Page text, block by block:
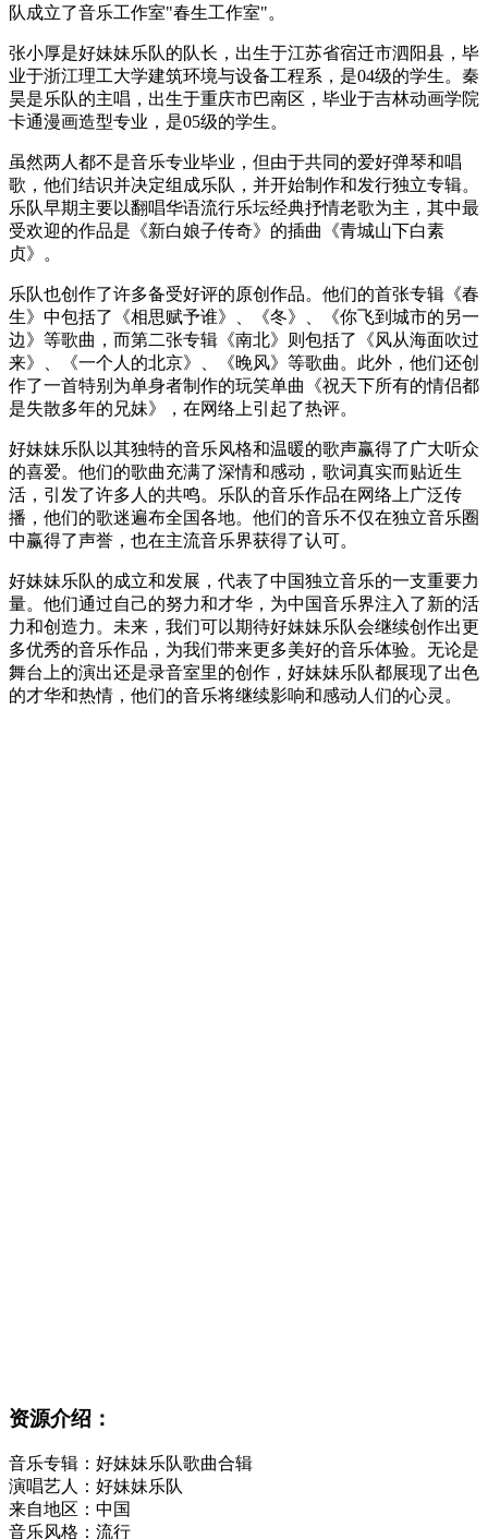
队成立了音乐工作室"春生工作室"。
张小厚是好妹妹乐队的队长，出生于江苏省宿迁市泗阳县，毕
业于浙江理工大学建筑环境与设备工程系，是04级的学生。秦
昊是乐队的主唱，出生于重庆市巴南区，毕业于吉林动画学院
卡通漫画造型专业，是05级的学生。
虽然两人都不是音乐专业毕业，但由于共同的爱好弹琴和唱
歌，他们结识并决定组成乐队，并开始制作和发行独立专辑。
乐队早期主要以翻唱华语流行乐坛经典抒情老歌为主，其中最
受欢迎的作品是《新白娘子传奇》的插曲《青城山下白素
贞》。
乐队也创作了许多备受好评的原创作品。他们的首张专辑《春
生》中包括了《相思赋予谁》、《冬》、《你飞到城市的另一
边》等歌曲，而第二张专辑《南北》则包括了《风从海面吹过
来》、《一个人的北京》、《晚风》等歌曲。此外，他们还创
作了一首特别为单身者制作的玩笑单曲《祝天下所有的情侣都
是失散多年的兄妹》，在网络上引起了热评。
好妹妹乐队以其独特的音乐风格和温暖的歌声赢得了广大听众
的喜爱。他们的歌曲充满了深情和感动，歌词真实而贴近生
活，引发了许多人的共鸣。乐队的音乐作品在网络上广泛传
播，他们的歌迷遍布全国各地。他们的音乐不仅在独立音乐圈
中赢得了声誉，也在主流音乐界获得了认可。
好妹妹乐队的成立和发展，代表了中国独立音乐的一支重要力
量。他们通过自己的努力和才华，为中国音乐界注入了新的活
力和创造力。未来，我们可以期待好妹妹乐队会继续创作出更
多优秀的音乐作品，为我们带来更多美好的音乐体验。无论是
舞台上的演出还是录音室里的创作，好妹妹乐队都展现了出色
的才华和热情，他们的音乐将继续影响和感动人们的心灵。
资源介绍：
音乐专辑：好妹妹乐队歌曲合辑
演唱艺人：好妹妹乐队
来自地区：中国
音乐风格：流行